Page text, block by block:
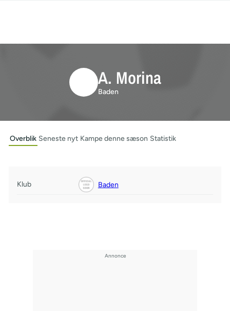
A. Morina
Baden
Overblik Seneste nyt Kampe denne sæson Statistik
Klub Baden